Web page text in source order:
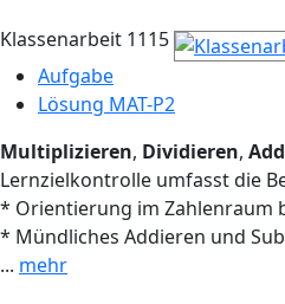
Klassenarbeit 1115
Aufgabe
Lösung MAT-P2
Multiplizieren, Dividieren,
Lernzielkontrolle umfasst die
* Orientierung im Zahlenraum
* Mündliches Addieren und
... mehr